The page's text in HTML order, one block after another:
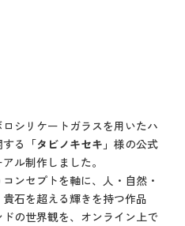
シリケートガラスを用いたハ
る 「タビノキセキ」様の公式
ル制作しました。
コンセプトを軸に、人・自然・
石を超える輝きを持つ作品
ドの世界観を、オンライン上で